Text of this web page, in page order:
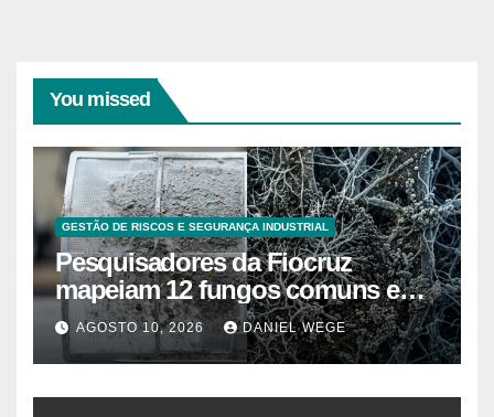
You missed
GESTÃO DE RISCOS E SEGURANÇA INDUSTRIAL
Pesquisadores da Fiocruz
mapeiam 12 fungos comuns em
ar-condicionado doméstico que
agravam rinite e asma, e a
limpeza com spray não elimina 7
deles
AGOSTO 10, 2026 DANIEL WEGE